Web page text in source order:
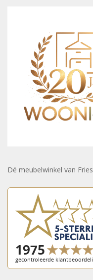
Dé meubelwinkel van